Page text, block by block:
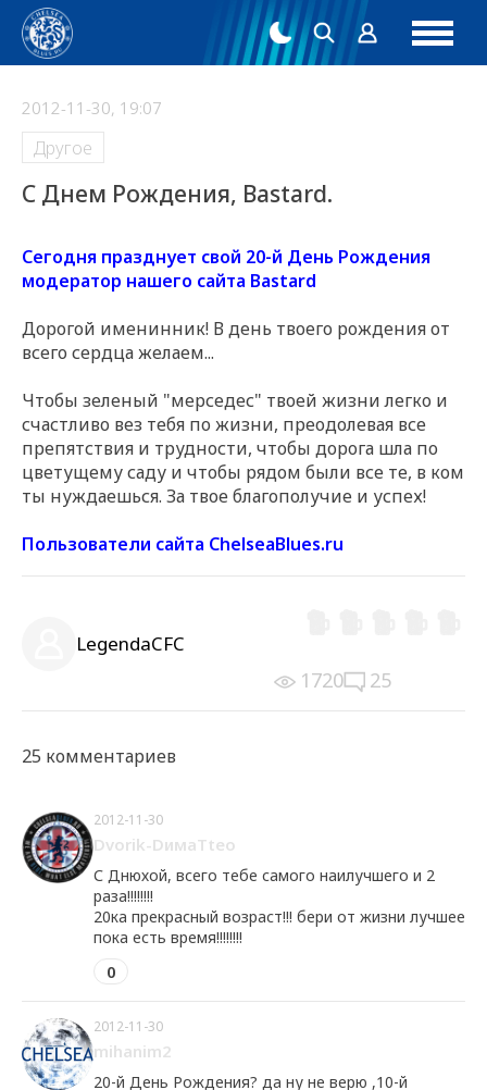
2012-11-30, 19:07
Другое
C Днем Рождения, Bastard.
Сегодня празднует свой 20-й День Рождения
модератор нашего сайта Bastard
Дорогой именинник! В день твоего рождения от
всего сердца желаем...
Чтобы зеленый "мерседес" твоей жизни легко и
счастливо вез тебя по жизни, преодолевая все
препятствия и трудности, чтобы дорога шла по
цветущему саду и чтобы рядом были все те, в ком
ты нуждаешься. За твое благополучие и успех!
Пользователи сайта ChelseaBlues.ru
РЕКЛАМА
РЕКЛАМА
РЕКЛАМА
LegendaCFC
1720 25
25 комментариев
2012-11-30
Dvorik-DимаTteo
С Днюхой, всего тебе самого наилучшего и 2
раза!!!!!!!!
20ка прекрасный возраст!!! бери от жизни лучшее
пока есть время!!!!!!!!
0
2012-11-30
mihanim2
20-й День Рождения? да ну не верю ,10-й